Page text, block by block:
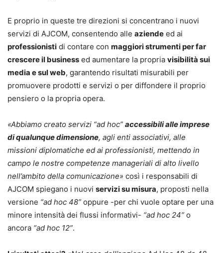
E proprio in queste tre direzioni si concentrano i nuovi
servizi di AJCOM, consentendo alle aziende ed ai
professionisti di contare con maggiori strumenti per far
crescere il business ed aumentare la propria visibilità sui
media e sul web, garantendo risultati misurabili per
promuovere prodotti e servizi o per diffondere il proprio
pensiero o la propria opera.
«Abbiamo creato servizi “ad hoc” accessibili alle imprese
di qualunque dimensione, agli enti associativi, alle
missioni diplomatiche ed ai professionisti, mettendo in
campo le nostre competenze manageriali di alto livello
nell’ambito della comunicazione» così i responsabili di
AJCOM spiegano i nuovi servizi su misura, proposti nella
versione “ad hoc 48” oppure -per chi vuole optare per una
minore intensità dei flussi informativi- “ad hoc 24” o
ancora “ad hoc 12”.